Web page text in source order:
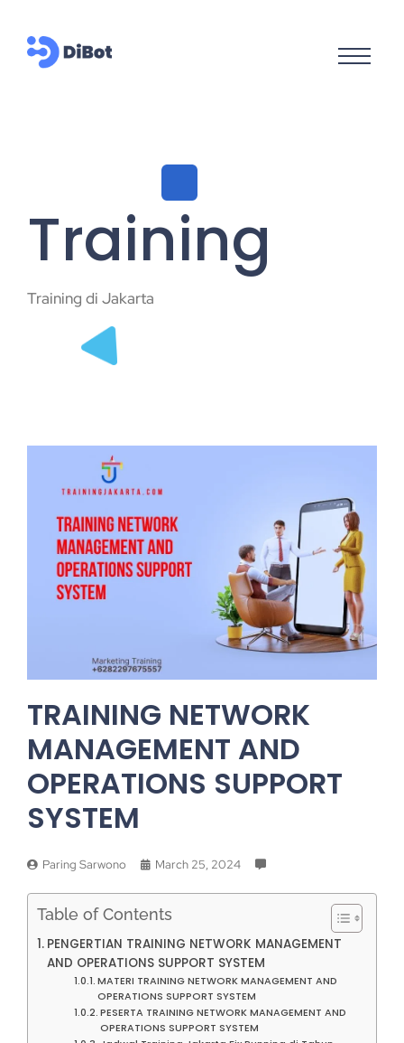
Training
Training di Jakarta
TRAINING NETWORK
MANAGEMENT AND
OPERATIONS SUPPORT
SYSTEM
Paring Sarwono March 25, 2024
Table of Contents
PENGERTIAN TRAINING NETWORK MANAGEMENT
AND OPERATIONS SUPPORT SYSTEM
MATERI TRAINING NETWORK MANAGEMENT AND
OPERATIONS SUPPORT SYSTEM
PESERTA TRAINING NETWORK MANAGEMENT AND
OPERATIONS SUPPORT SYSTEM